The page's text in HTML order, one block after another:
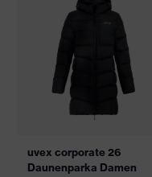
uvex corporate 26
Daunenparka Damen